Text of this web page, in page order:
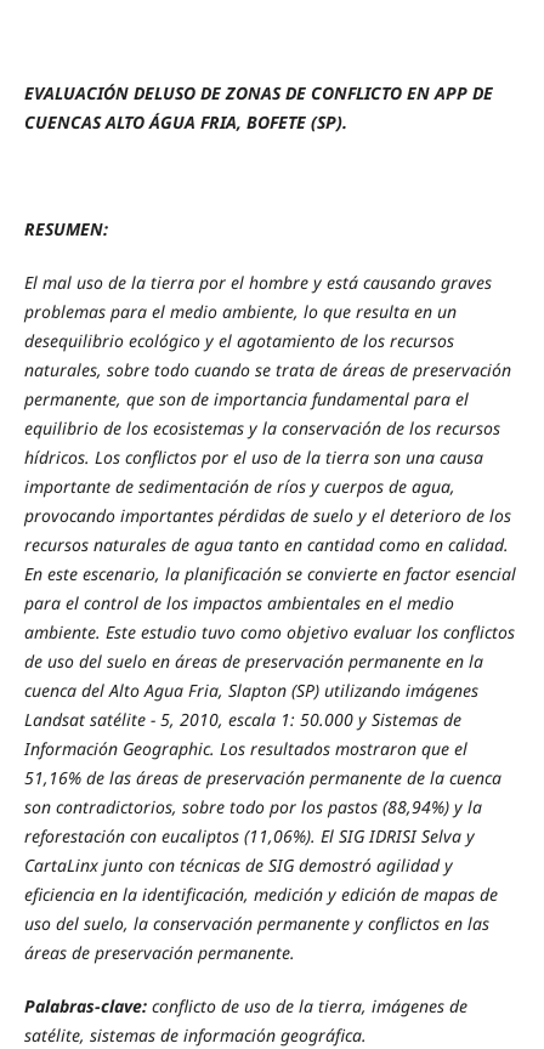
EVALUACIÓN DELUSO DE ZONAS DE CONFLICTO EN APP DE
CUENCASALTO ÁGUA FRIA, BOFETE (SP).
RESUMEN:
El mal uso de la tierra por el hombre y está causando graves
problemas para el medio ambiente, lo que resulta en un
desequilibrio ecológico y el agotamiento de los recursos
naturales, sobre todo cuando se trata de áreas de preservación
permanente, que son de importancia fundamental para el
equilibrio de los ecosistemas y la conservación de los recursos
hídricos. Los conflictos por el uso de la tierra son una causa
importante de sedimentación de ríos y cuerpos de agua,
provocando importantes pérdidas de suelo y el deterioro de los
recursos naturales de agua tanto en cantidad como en calidad.
En este escenario, la planificación se convierte en factor esencial
para el control de los impactos ambientales en el medio
ambiente. Este estudio tuvo como objetivo evaluar los conflictos
de uso del suelo en áreas de preservación permanente en la
cuenca del Alto Agua Fria, Slapton (SP) utilizando imágenes
Landsat satélite - 5, 2010, escala 1: 50.000 y Sistemas de
Información Geographic. Los resultados mostraron que el
51,16% de las áreas de preservación permanente de la cuenca
son contradictorios, sobre todo por los pastos (88,94%) y la
reforestación con eucaliptos (11,06%). El SIG IDRISI Selva y
CartaLinx junto con técnicas de SIG demostró agilidad y
eficiencia en la identificación, medición y edición de mapas de
uso del suelo, la conservación permanente y conflictos en las
áreas de preservación permanente.
Palabras-clave:conflicto de uso de la tierra, imágenes de
satélite, sistemas de información geográfica.